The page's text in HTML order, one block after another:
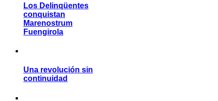
Los Delinqüentes
conquistan
Marenostrum
Fuengirola
Una revolución sin
continuidad